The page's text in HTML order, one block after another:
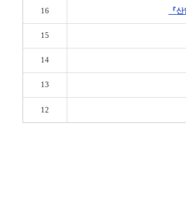
16 『
15
14
13
12